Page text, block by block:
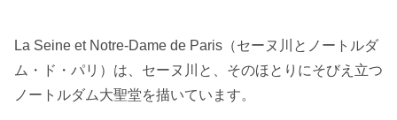
La Seine et Notre-Dame de Paris（セーヌ川とノートルダ
ム・ド・パリ）は、セーヌ川と、そのほとりにそびえ立つ
ノートルダム大聖堂を描いています。